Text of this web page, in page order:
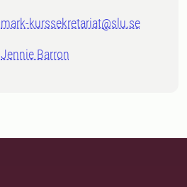
mark-kurssekretariat@slu.se
Jennie Barron